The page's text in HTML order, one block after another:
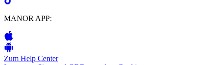
MANOR APP:
Zum Help Center